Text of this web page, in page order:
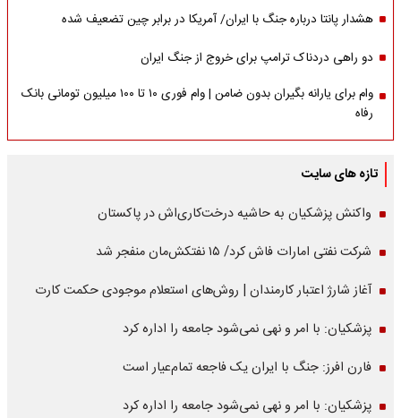
هشدار پانتا درباره جنگ با ایران/ آمریکا در برابر چین تضعیف شده
دو راهی دردناک ترامپ برای خروج از جنگ ایران
وام برای یارانه بگیران بدون ضامن | وام فوری ۱۰ تا ۱۰۰ میلیون تومانی بانک
رفاه
تازه های سایت
واکنش پزشکیان به حاشیه درخت‌کاری‌اش در پاکستان
شرکت نفتی امارات فاش کرد/ ۱۵ نفتکش‌مان منفجر شد
آغاز شارژ اعتبار کارمندان | روش‌های استعلام موجودی حکمت کارت
پزشکیان: با امر و نهی نمی‌شود جامعه را اداره کرد
فارن افرز: جنگ با ایران یک فاجعه تمام‌عیار است
پزشکیان: با امر و نهی نمی‌شود جامعه را اداره کرد